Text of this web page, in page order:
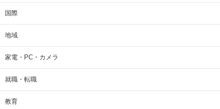
国際
地域
家電・PC・カメラ
就職・転職
教育